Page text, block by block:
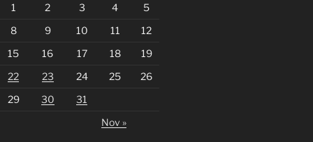
1 2 3 4
5
8 9 10 11
12
15 16 17 18
19
22 23 24 25
26
29 30
31
Nov »